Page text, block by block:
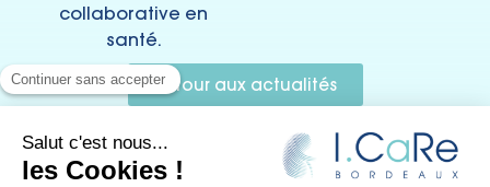
collaborative en
santé.
Retour aux actualités
I.CaRe– Recherche et innovation en chirurgie rénale–